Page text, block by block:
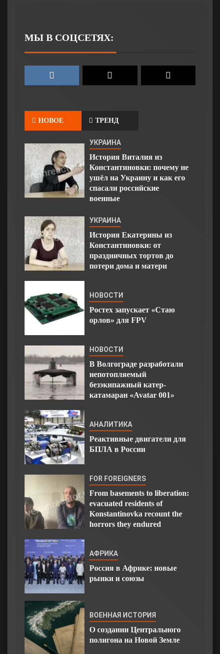
МЫ В СОЦСЕТЯХ:
НОВОЕ ТРЕНД
УКРАИНА
История Виталия из
Константиновки: почему не
ушёл на Украину и как его
спасали российские
военные
УКРАИНА
История Екатерины из
Константиновки: от
праздничных тортов до
потери дома и матери
НОВОСТИ
Ростех запускает «Стаю
орлов» для FPV
НОВОСТИ
В Волгограде разработали
непотопляемый
безэкипажный катер-
катамаран «Avatar 001»
АНАЛИТИКА
Реактивные двигатели для
БПЛА в России
FOR FOREIGNERS
From basements to liberation:
evacuated residents of
Konstantinovka recount the
horrors they endured
АФРИКА
Россия в Африке: новые
рынки и союзы
ВОЕННАЯ ИСТОРИЯ
О создании Центрального
полигона на Новой Земле